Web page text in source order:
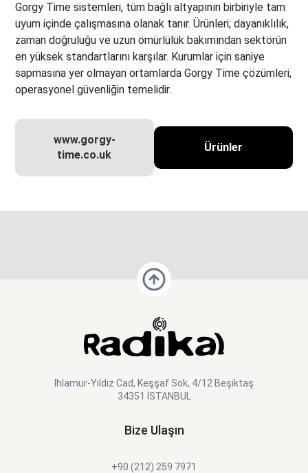
Gorgy Time sistemleri, tüm bağlı altyapının birbiriyle tam
uyum içinde çalışmasına olanak tanır. Ürünleri; dayanıklılık,
zaman doğruluğu ve uzun ömürlülük bakımından sektörün
en yüksek standartlarını karşılar. Kurumlar için saniye
sapmasına yer olmayan ortamlarda Gorgy Time çözümleri,
operasyonel güvenliğin temelidir.
www.gorgy-
time.co.uk
Ürünler
Ihlamur-Yıldız Cad, Keşşaf Sok, 4/12 Beşiktaş
34351 İSTANBUL
Bize Ulaşın
+90 (212) 259 7971